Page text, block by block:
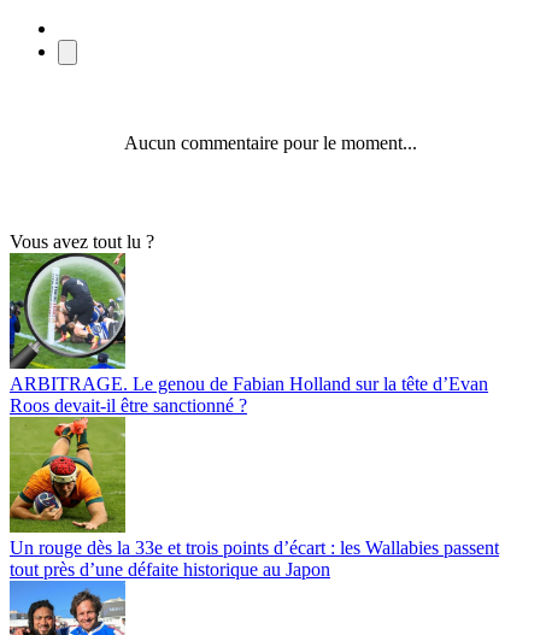
Aucun commentaire pour le moment...
Vous avez tout lu ?
ARBITRAGE. Le genou de Fabian Holland sur la tête d’Evan
Roos devait-il être sanctionné ?
Un rouge dès la 33e et trois points d’écart : les Wallabies passent
tout près d’une défaite historique au Japon